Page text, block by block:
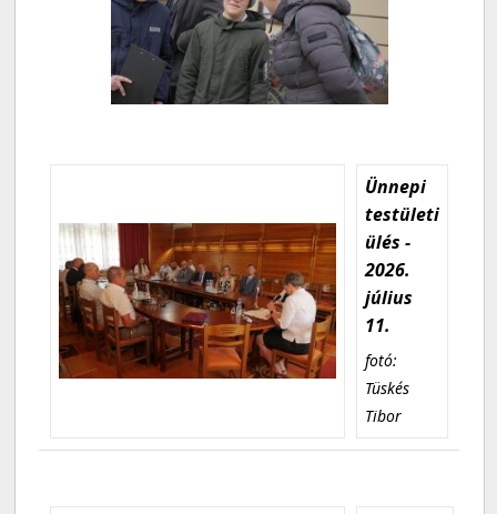
Ünnepi
testületi
ülés -
2026.
július
11.
fotó:
Tüskés
Tibor